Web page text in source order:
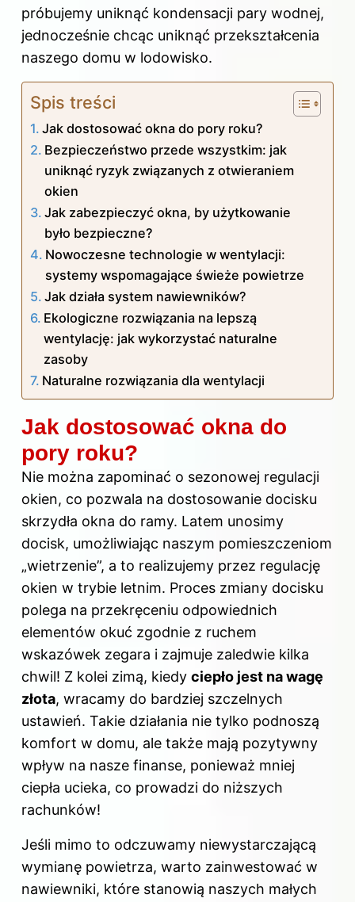
próbujemy uniknąć kondensacji pary wodnej,
jednocześnie chcąc uniknąć przekształcenia
naszego domu w lodowisko.
Spis treści
Jak dostosować okna do pory roku?
Bezpieczeństwo przede wszystkim: jak
uniknąć ryzyk związanych z otwieraniem
okien
Jak zabezpieczyć okna, by użytkowanie
było bezpieczne?
Nowoczesne technologie w wentylacji:
systemy wspomagające świeże powietrze
Jak działa system nawiewników?
Ekologiczne rozwiązania na lepszą
wentylację: jak wykorzystać naturalne
zasoby
Naturalne rozwiązania dla wentylacji
Jak dostosować okna do
pory roku?
Nie można zapominać o sezonowej regulacji
okien, co pozwala na dostosowanie docisku
skrzydła okna do ramy. Latem unosimy
docisk, umożliwiając naszym pomieszczeniom
„wietrzenie”, a to realizujemy przez regulację
okien w trybie letnim. Proces zmiany docisku
polega na przekręceniu odpowiednich
elementów okuć zgodnie z ruchem
wskazówek zegara i zajmuje zaledwie kilka
chwil! Z kolei zimą, kiedy ciepło jest na wagę
złota, wracamy do bardziej szczelnych
ustawień. Takie działania nie tylko podnoszą
komfort w domu, ale także mają pozytywny
wpływ na nasze finanse, ponieważ mniej
ciepła ucieka, co prowadzi do niższych
rachunków!
Jeśli mimo to odczuwamy niewystarczającą
wymianę powietrza, warto zainwestować w
nawiewniki, które stanowią naszych małych